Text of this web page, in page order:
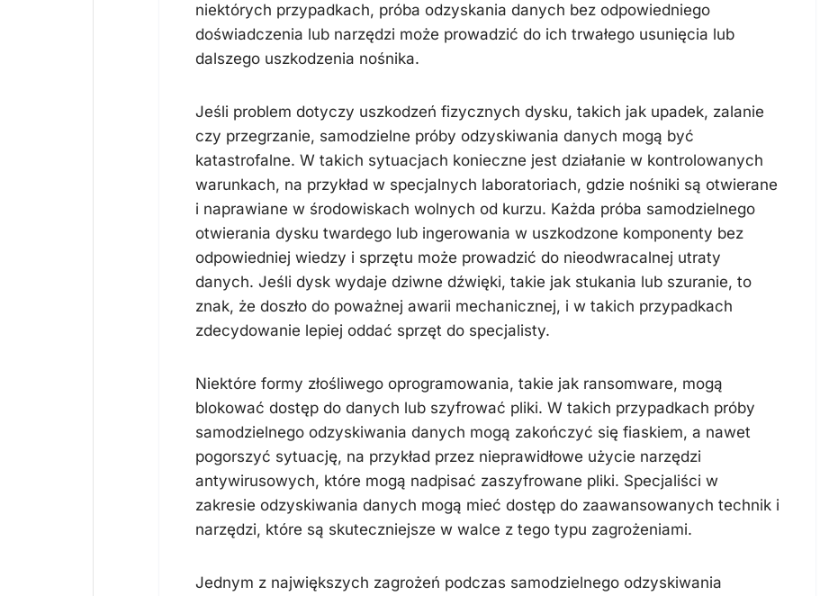
niektórych przypadkach, próba odzyskania danych bez odpowiedniego
doświadczenia lub narzędzi może prowadzić do ich trwałego usunięcia lub
dalszego uszkodzenia nośnika.
Jeśli problem dotyczy uszkodzeń fizycznych dysku, takich jak upadek, zalanie
czy przegrzanie, samodzielne próby odzyskiwania danych mogą być
katastrofalne. W takich sytuacjach konieczne jest działanie w kontrolowanych
warunkach, na przykład w specjalnych laboratoriach, gdzie nośniki są otwierane
i naprawiane w środowiskach wolnych od kurzu. Każda próba samodzielnego
otwierania dysku twardego lub ingerowania w uszkodzone komponenty bez
odpowiedniej wiedzy i sprzętu może prowadzić do nieodwracalnej utraty
danych. Jeśli dysk wydaje dziwne dźwięki, takie jak stukania lub szuranie, to
znak, że doszło do poważnej awarii mechanicznej, i w takich przypadkach
zdecydowanie lepiej oddać sprzęt do specjalisty.
Niektóre formy złośliwego oprogramowania, takie jak ransomware, mogą
blokować dostęp do danych lub szyfrować pliki. W takich przypadkach próby
samodzielnego odzyskiwania danych mogą zakończyć się fiaskiem, a nawet
pogorszyć sytuację, na przykład przez nieprawidłowe użycie narzędzi
antywirusowych, które mogą nadpisać zaszyfrowane pliki. Specjaliści w
zakresie odzyskiwania danych mogą mieć dostęp do zaawansowanych technik i
narzędzi, które są skuteczniejsze w walce z tego typu zagrożeniami.
Jednym z największych zagrożeń podczas samodzielnego odzyskiwania